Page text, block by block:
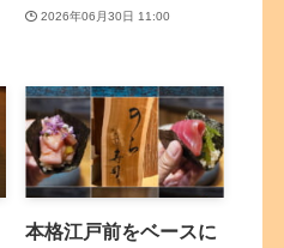
2026年06月30日 11:00
本格江戸前をベースに